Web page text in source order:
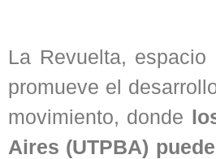
La Revuelta,
promueve el
movimiento, donde
Aires (UTPBA)